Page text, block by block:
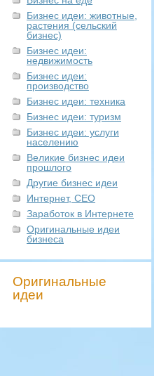
Бизнес идеи: животные,
растения (сельский
бизнес)
Бизнес идеи:
недвижимость
Бизнес идеи:
производство
Бизнес идеи: техника
Бизнес идеи: туризм
Бизнес идеи: услуги
населению
Великие бизнес идеи
прошлого
Другие бизнес идеи
Интернет, СЕО
Заработок в Интернете
Оригинальные идеи
бизнеса
Оригинальные
идеи